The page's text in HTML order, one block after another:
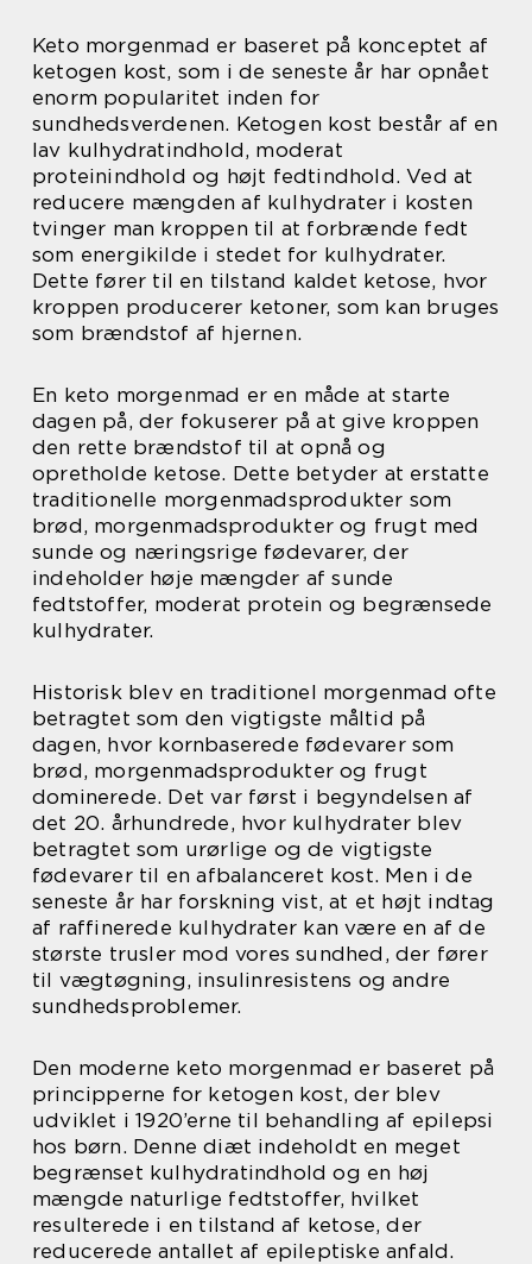
Keto morgenmad er baseret på konceptet af
ketogen kost, som i de seneste år har opnået
enorm popularitet inden for
sundhedsverdenen. Ketogen kost består af en
lav kulhydratindhold, moderat
proteinindhold og højt fedtindhold. Ved at
reducere mængden af kulhydrater i kosten
tvinger man kroppen til at forbrænde fedt
som energikilde i stedet for kulhydrater.
Dette fører til en tilstand kaldet ketose, hvor
kroppen producerer ketoner, som kan bruges
som brændstof af hjernen.
En keto morgenmad er en måde at starte
dagen på, der fokuserer på at give kroppen
den rette brændstof til at opnå og
opretholde ketose. Dette betyder at erstatte
traditionelle morgenmadsprodukter som
brød, morgenmadsprodukter og frugt med
sunde og næringsrige fødevarer, der
indeholder høje mængder af sunde
fedtstoffer, moderat protein og begrænsede
kulhydrater.
Historisk blev en traditionel morgenmad ofte
betragtet som den vigtigste måltid på
dagen, hvor kornbaserede fødevarer som
brød, morgenmadsprodukter og frugt
dominerede. Det var først i begyndelsen af
det 20. århundrede, hvor kulhydrater blev
betragtet som urørlige og de vigtigste
fødevarer til en afbalanceret kost. Men i de
seneste år har forskning vist, at et højt indtag
af raffinerede kulhydrater kan være en af de
største trusler mod vores sundhed, der fører
til vægtøgning, insulinresistens og andre
sundhedsproblemer.
Den moderne keto morgenmad er baseret på
principperne for ketogen kost, der blev
udviklet i 1920’erne til behandling af epilepsi
hos børn. Denne diæt indeholdt en meget
begrænset kulhydratindhold og en høj
mængde naturlige fedtstoffer, hvilket
resulterede i en tilstand af ketose, der
reducerede antallet af epileptiske anfald.